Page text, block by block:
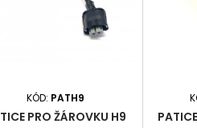
KÓD: PATH9
PRO ŽÁROVKU H9